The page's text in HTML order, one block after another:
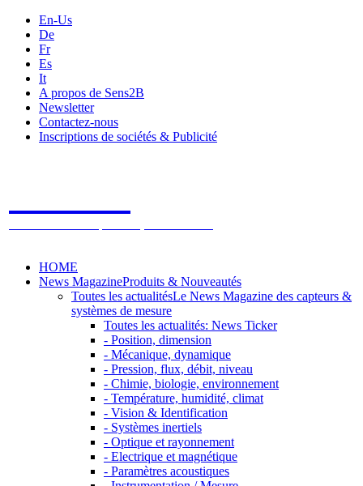
En-Us
De
Fr
Es
It
A propos de Sens2B
Newsletter
Contactez-nous
Inscriptions de sociétés & Publicité
HOME
News MagazineProduits & Nouveautés
Toutes les actualitésLe News Magazine des capteurs &
systèmes de mesure
Toutes les actualités: News Ticker
- Position, dimension
- Mécanique, dynamique
- Pression, flux, débit, niveau
- Chimie, biologie, environnement
- Température, humidité, climat
- Vision & Identification
- Systèmes inertiels
- Optique et rayonnement
- Electrique et magnétique
- Paramètres acoustiques